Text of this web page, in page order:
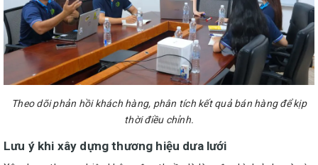
Theo dõi phản hồi khách hàng, phân tích kết quả bán hàng để kịp
thời điều chỉnh.
Lưu ý khi xây dựng thương hiệu dưa lưới